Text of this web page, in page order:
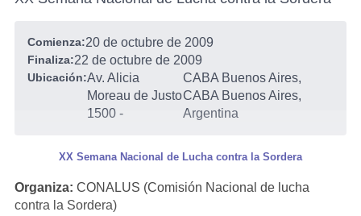
Comienza:20 de octubre de 2009
Finaliza:22 de octubre de 2009
Ubicación:Av. Alicia
Moreau de Justo
1500 -
CABA Buenos Aires,
CABA Buenos Aires,
Argentina
XX Semana Nacional de Lucha contra la Sordera
Organiza: CONALUS (Comisión Nacional de lucha
contra la Sordera)